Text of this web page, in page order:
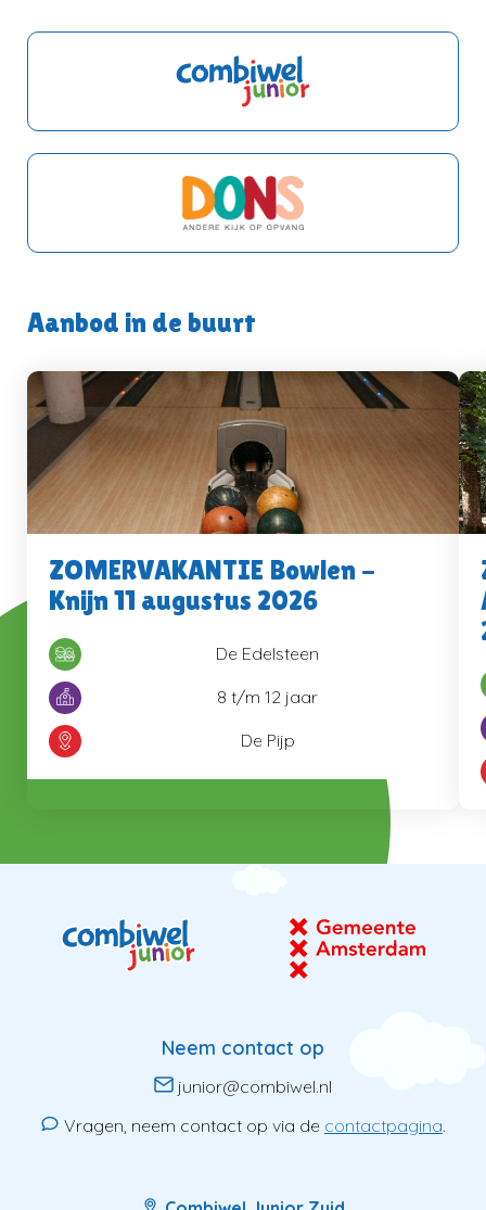
Aanbod in de buurt
ZOMERVAKANTIE Bowlen -
Knijn 11 augustus 2026
De Edelsteen
8 t/m 12 jaar
De Pijp
Neem contact op
junior@combiwel.nl
Vragen, neem contact op via de contactpagina.